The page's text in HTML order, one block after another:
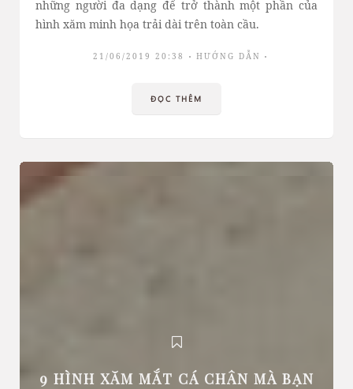
những người đa dạng để trở thành một phần của
hình xăm minh họa trải dài trên toàn cầu.
21/06/2019 20:38 HƯỚNG DẪN
ĐỌC THÊM
9 HÌNH XĂM MẮT CÁ CHÂN MÀ BẠN